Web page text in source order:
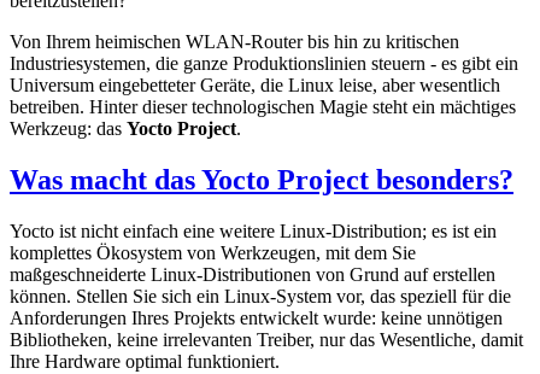
Von Ihrem heimischen WLAN-Router bis hin zu kritischen
Industriesystemen, die ganze Produktionslinien steuern - es gibt ein
Universum eingebetteter Geräte, die Linux leise, aber wesentlich
betreiben. Hinter dieser technologischen Magie steht ein mächtiges
Werkzeug: das Yocto Project.
Was macht das Yocto Project besonders?
Yocto ist nicht einfach eine weitere Linux-Distribution; es ist ein
komplettes Ökosystem von Werkzeugen, mit dem Sie
maßgeschneiderte Linux-Distributionen von Grund auf erstellen
können. Stellen Sie sich ein Linux-System vor, das speziell für die
Anforderungen Ihres Projekts entwickelt wurde: keine unnötigen
Bibliotheken, keine irrelevanten Treiber, nur das Wesentliche, damit
Ihre Hardware optimal funktioniert.